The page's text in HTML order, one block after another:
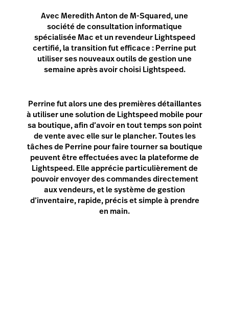
Avec Meredith Anton de M-Squared, une
société de consultation informatique
spécialisée Mac et un revendeur Lightspeed
certifié, la transition fut efficace : Perrine put
utiliser ses nouveaux outils de gestion une
semaine après avoir choisi Lightspeed.
Perrine fut alors une des premières détaillantes
à utiliser une solution de Lightspeed mobile pour
sa boutique, afin d’avoir en tout temps son point
de vente avec elle sur le plancher. Toutes les
tâches de Perrine pour faire tourner sa boutique
peuvent être effectuées avec la plateforme de
Lightspeed. Elle apprécie particulièrement de
pouvoir envoyer des commandes directement
aux vendeurs, et le système de gestion
d’inventaire, rapide, précis et simple à prendre
en main.